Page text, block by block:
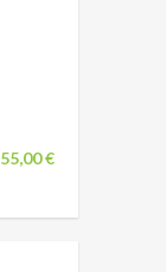
55,00 €